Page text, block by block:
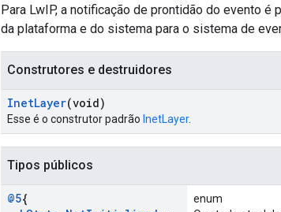
Para LwIP, a notificação de prontidão do evento
da plataforma e do sistema para o sistema de
Construtores e destruidores
InetLayer(void)
Esse é o construtor padrão InetLayer.
Tipos públicos
@5{
enum